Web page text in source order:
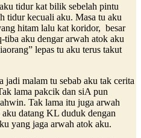
tidur kat bilik sebelah pintu
tidur kecuali aku. Masa tu aku
hitam lalu kat koridor, besar
tiba aku dengar arwah atok aku
lepas tu aku terus takut
jadi malam tu sebab aku tak cerita
lama pakcik dan siA pun
Tak lama itu juga arwah
datang KL duduk dengan
yang jaga arwah atok aku.